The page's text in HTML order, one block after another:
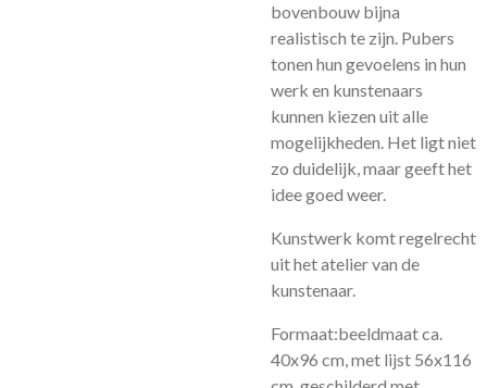
bovenbouw bijna
realistisch te zijn. Pubers
tonen hun gevoelens in hun
werk en kunstenaars
kunnen kiezen uit alle
mogelijkheden. Het ligt niet
zo duidelijk, maar geeft het
idee goed weer.
Kunstwerk komt regelrecht
uit het atelier van de
kunstenaar.
Formaat:beeldmaat ca.
40x96 cm, met lijst 56x116